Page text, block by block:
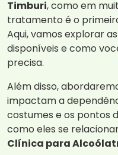
Timburi, como em
tratamento é o
Aqui, vamos explorar
disponíveis e como
precisa.
Além disso,
impactam a
costumes e os pontos
como eles se
Clínica para